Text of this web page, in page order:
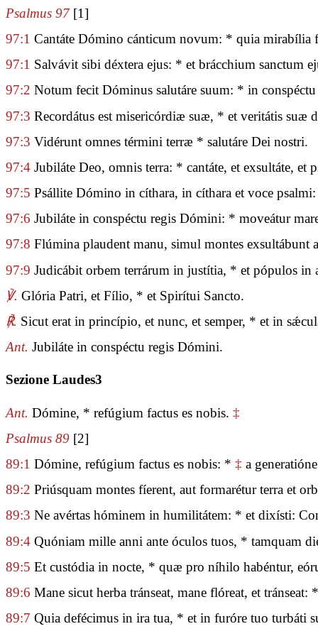
Psalmus 97 [1]
97:1 Cantáte Dómino cánticum novum: * quia mirabília
97:1 Salvávit sibi déxtera ejus: * et brácchium sanctum
97:2 Notum fecit Dóminus salutáre suum: * in
97:3 Recordátus est misericórdiæ suæ, * et veritátis suæ
97:3 Vidérunt omnes términi terræ * salutáre Dei nostri.
97:4 Jubiláte Deo, omnis terra: * cantáte, et exsultáte, et
97:5 Psállite Dómino in cíthara, in cíthara et voce
97:6 Jubiláte in conspéctu regis Dómini: * moveátur
97:8 Flúmina plaudent manu, simul montes
97:9 Judicábit orbem terrárum in justítia, * et pópulos in
℣. Glória Patri, et Fílio, * et Spirítui Sancto.
℟. Sicut erat in princípio, et nunc, et semper, * et in
Ant. Jubiláte in conspéctu regis Dómini.
Sezione Laudes3
Ant. Dómine, * refúgium factus es nobis. ‡
Psalmus 89 [2]
89:1 Dómine, refúgium factus es nobis: * ‡ a
89:2 Priúsquam montes fíerent, aut formarétur terra et
89:3 Ne avértas hóminem in humilitátem: * et dixísti:
89:4 Quóniam mille anni ante óculos tuos, * tamquam
89:5 Et custódia in nocte, * quæ pro níhilo habéntur,
89:6 Mane sicut herba tránseat, mane flóreat, et tránseat:
89:7 Quia defécimus in ira tua, * et in furóre tuo turbáti